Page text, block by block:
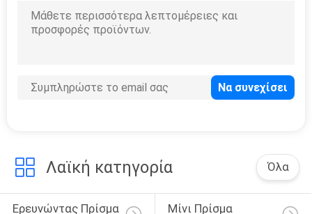
Λαϊκή κατηγορία Όλα
Ερευνώντας Πρίσμα Μίνι Πρίσμα